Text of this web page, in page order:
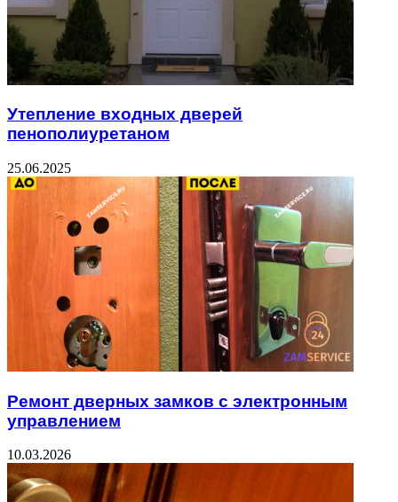
Утепление входных дверей
пенополиуретаном
25.06.2025
Ремонт дверных замков с электронным
управлением
10.03.2026